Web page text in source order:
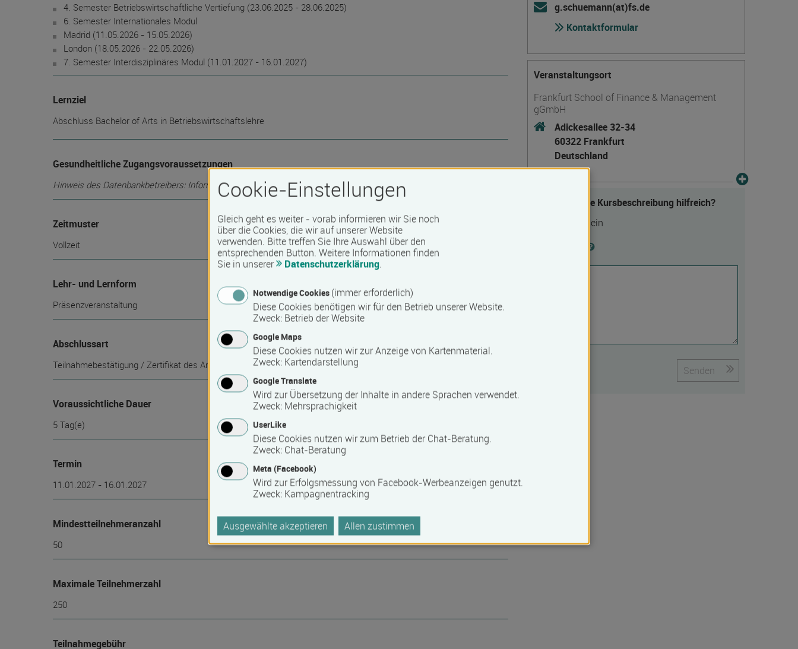
4. Semester Betriebswirtschaftliche Vertiefung (23.06.2025 - 28.06.2025)
6. Semester Internationales Modul
Madrid (11.05.2026 - 15.05.2026)
London (18.05.2026 - 22.05.2026)
7. Semester Interdisziplinäres Modul (11.01.2027 - 16.01.2027)
Lernziel
Abschluss Bachelor of Arts in Betriebswirtschaftslehre
Gesundheitliche Zugangsvoraussetzungen
Hinweis des Datenbankbetreibers: Informationen über die Barrierefreiheit erfragen Sie bitte beim Anbieter.
Zeitmuster
Vollzeit
Lehr- und Lernform
Präsenzveranstaltung
Abschlussart
Teilnahmebestätigung / Zertifikat des Anbieters
Voraussichtliche Dauer
5 Tag(e)
Termin
11.01.2027 - 16.01.2027
Mindest­teilnehmer­anzahl
50
Maximale Teilnehmerzahl
250
Teilnahmegebühr
g.schuemann(at)fs.de
Kontaktformular
Veranstaltungsort
Frankfurt School of Finance & Management
gGmbH
Adickesallee 32-34
60322 Frankfurt
Deutschland
Fanden Sie die Kursbeschreibung hilfreich?
Nein
Senden
Cookie-Einstellungen
Gleich geht es weiter - vorab informieren wir Sie noch
über die Cookies, die wir auf unserer Website
verwenden. Bitte treffen Sie Ihre Auswahl über den
entsprechenden Button. Weitere Informationen finden
Sie in unserer
Datenschutzerklärung.
Notwendige Cookies (immer erforderlich)
Diese Cookies benötigen wir für den Betrieb unserer Website.
Zweck: Betrieb der Website
Google Maps
Diese Cookies nutzen wir zur Anzeige von Kartenmaterial.
Zweck: Kartendarstellung
Google Translate
Wird zur Übersetzung der Inhalte in andere Sprachen verwendet.
Zweck: Mehrsprachigkeit
UserLike
Diese Cookies nutzen wir zum Betrieb der Chat-Beratung.
Zweck: Chat-Beratung
Meta (Facebook)
Wird zur Erfolgsmessung von Facebook-Werbeanzeigen genutzt.
Zweck: Kampagnentracking
Ausgewählte akzeptieren Allen zustimmen